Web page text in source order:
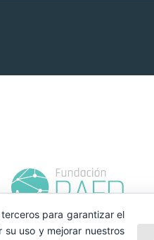
para garantizar el
uso y mejorar nuestros